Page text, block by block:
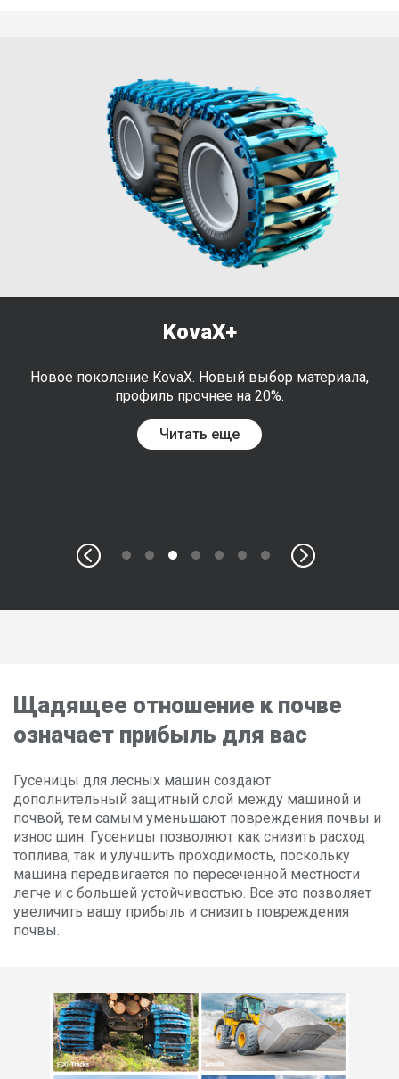
CoverX 180 - for extremely wet and
The track with maximum flotation capacity, minimal ground
impact and optimal grip against the tires.
Щадящее отношение к почве
означает прибыль для вас
Гусеницы для лесных машин создают
дополнительный защитный слой между машиной и
почвой, тем самым уменьшают повреждения почвы и
износ шин. Гусеницы позволяют как снизить расход
топлива, так и улучшить проходимость, поскольку
машина передвигается по пересеченной местности
легче и с большей устойчивостью. Все это позволяет
увеличить вашу прибыль и снизить повреждения
почвы.